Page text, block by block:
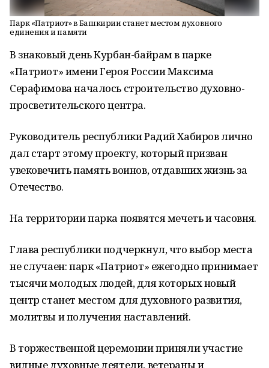
Парк «Патриот» в Башкирии станет местом духовного
единения и памяти
В знаковый день Курбан-байрам в парке
«Патриот» имени Героя России Максима
Серафимова началось строительство духовно-
просветительского центра.
Руководитель республики Радий Хабиров лично
дал старт этому проекту, который призван
увековечить память воинов, отдавших жизнь за
Отечество.
На территории парка появятся мечеть и часовня.
Глава республики подчеркнул, что выбор места
не случаен: парк «Патриот» ежегодно принимает
тысячи молодых людей, для которых новый
центр станет местом для духовного развития,
молитвы и получения наставлений.
В торжественной церемонии приняли участие
видные духовные деятели, ветераны и